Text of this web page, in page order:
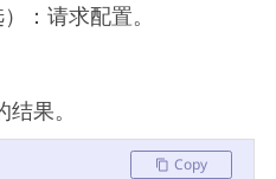
）：请求配置。
结果。
Copy